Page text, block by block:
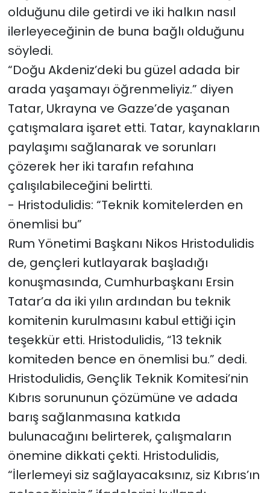
olduğunu dile getirdi ve iki halkın nasıl
ilerleyeceğinin de buna bağlı olduğunu
söyledi.
“Doğu Akdeniz’deki bu güzel adada bir
arada yaşamayı öğrenmeliyiz.” diyen
Tatar, Ukrayna ve Gazze’de yaşanan
çatışmalara işaret etti. Tatar, kaynakların
paylaşımı sağlanarak ve sorunları
çözerek her iki tarafın refahına
çalışılabileceğini belirtti.
- Hristodulidis: “Teknik komitelerden en
önemlisi bu”
Rum Yönetimi Başkanı Nikos Hristodulidis
de, gençleri kutlayarak başladığı
konuşmasında, Cumhurbaşkanı Ersin
Tatar’a da iki yılın ardından bu teknik
komitenin kurulmasını kabul ettiği için
teşekkür etti. Hristodulidis, “13 teknik
komiteden bence en önemlisi bu.” dedi.
Hristodulidis, Gençlik Teknik Komitesi’nin
Kıbrıs sorununun çözümüne ve adada
barış sağlanmasına katkıda
bulunacağını belirterek, çalışmaların
önemine dikkati çekti. Hristodulidis,
“İlerlemeyi siz sağlayacaksınız, siz Kıbrıs’ın